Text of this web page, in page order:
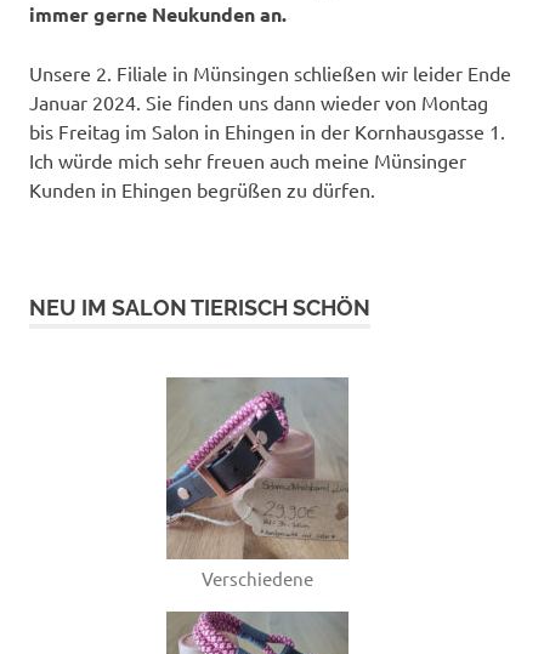
immer gerne Neukunden an.
Unsere 2. Filiale in Münsingen schließen wir leider Ende
Januar 2024. Sie finden uns dann wieder von Montag
bis Freitag im Salon in Ehingen in der Kornhausgasse 1.
Ich würde mich sehr freuen auch meine Münsinger
Kunden in Ehingen begrüßen zu dürfen.
NEU IM SALON TIERISCH SCHÖN
Verschiedene